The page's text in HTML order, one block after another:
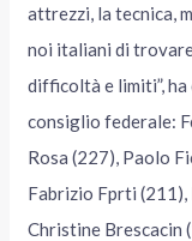
attrezzi, la tecnica,
noi italiani di
difficoltà e limiti”,
consiglio federale:
Rosa (227), Paolo
Fabrizio Fprti (211),
Christine Brescacin